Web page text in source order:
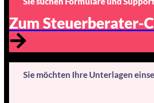
Zum Steuerberater-
Sie möchten Ihre Unterlagen